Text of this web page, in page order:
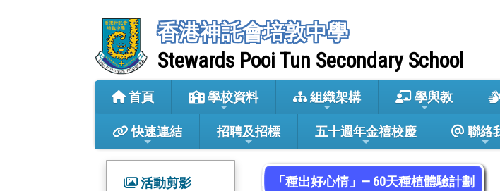
香港神託會培敦中學
Stewards Pooi Tun Secondary School
首頁 學校資料 組織架構 學與教
快速連結 招聘及招標 五十週年金禧校慶 聯絡
活動剪影 「種出好心情」— 60天種植體驗計劃